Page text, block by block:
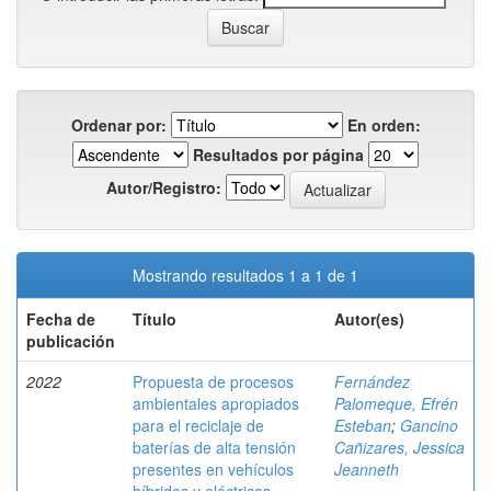
Ordenar por:
En orden:
Resultados por página
Autor/Registro:
Mostrando resultados 1 a 1 de 1
Fecha de
publicación
Título Autor(es)
2022
Propuesta de procesos
ambientales apropiados
para el reciclaje de
baterías de alta tensión
presentes en vehículos
Fernández
Palomeque, Efrén
Esteban; Gancino
Cañizares, Jessica
Jeanneth